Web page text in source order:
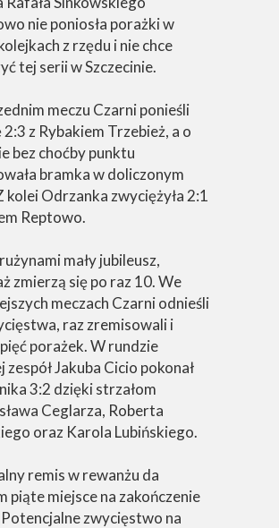
nie poniosła porażki w
z rzędu i nie chce
tej serii w Szczecinie.
meczu Czarni ponieśli
z Rybakiem Trzebież, a o
bez choćby punktu
bramka w doliczonym
kolei Odrzanka zwyciężyła 2:1
Reptowo.
mały jubileusz,
zmierzą się po raz 10. We
meczach Czarni odnieśli
raz zremisowali i
porażek. W rundzie
zespół Jakuba Cicio pokonał
3:2 dzięki strzałom
Ceglarza, Roberta
oraz Karola Lubińskiego.
remis w rewanżu da
piąte miejsce na zakończenie
zwycięstwo na